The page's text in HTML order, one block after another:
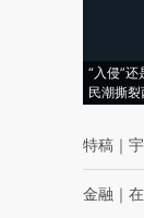
“入侵”还
民潮撕
特稿 ｜
金融 ｜